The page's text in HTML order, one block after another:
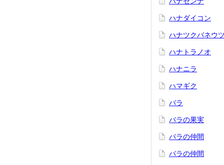
ハナダイコン
ハナツクバネウ
ハナトラノオ
ハナニラ
ハマギク
バラ
バラの果実
バラの仲間
バラの仲間